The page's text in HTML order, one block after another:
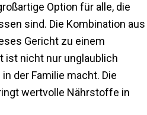
Option für alle, die
sind. Die Kombination aus
Gericht zu einem
ist nicht nur unglaublich
der Familie macht. Die
wertvolle Nährstoffe in